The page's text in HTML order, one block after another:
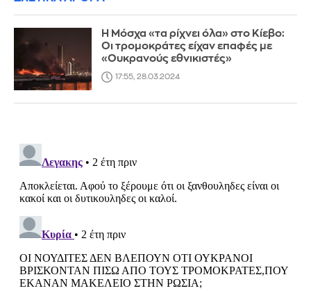
Η Μόσχα «τα ρίχνει όλα» στο Κίεβο:
Οι τρομοκράτες είχαν επαφές με
«Ουκρανούς εθνικιστές»
17:55, 28.03.2024